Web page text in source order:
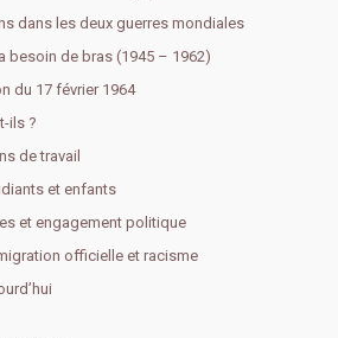
dans les deux guerres mondiales
besoin de bras (1945 – 1962)
du 17 février 1964
ils ?
de travail
et enfants
et engagement politique
officielle et racisme